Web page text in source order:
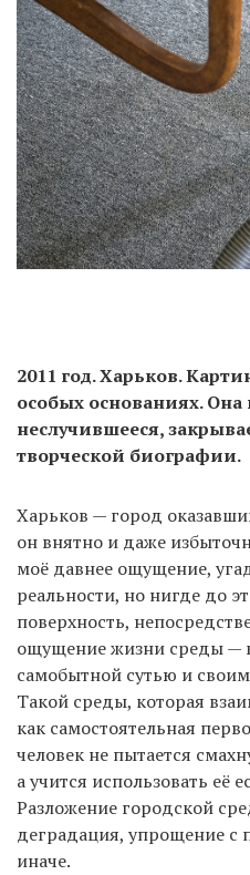
2011 год. Харьков.
особых основаниях. Она
неслучившееся,
творческой биографии.
Харьков — город
он внятно и даже
моё давнее ощущение,
реальности, но нигде до
поверхность,
ощущение жизни среды —
самобытной сутью и
Такой среды, которая
как самостоятельная
человек не пытается
а учится использовать её
Разложение городской
деградация, упрощение с
иначе.